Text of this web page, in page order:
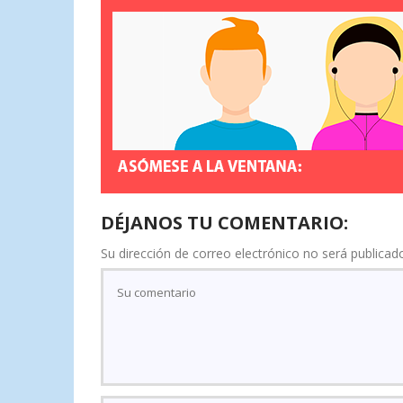
DÉJANOS TU COMENTARIO:
Su dirección de correo electrónico no será